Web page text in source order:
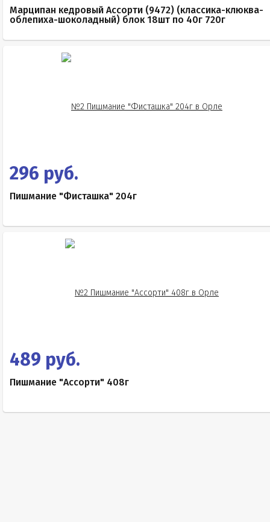
Марципан кедровый Ассорти (9472) (классика-клюква-
облепиха-шоколадный) блок 18шт по 40г 720г
296 руб.
Пишмание "Фисташка" 204г
489 руб.
Пишмание "Ассорти" 408г